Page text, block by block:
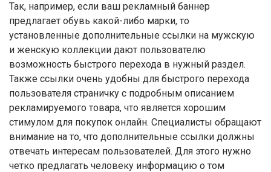
Так, например, если ваш рекламный баннер
предлагает обувь какой-либо марки, то
установленные дополнительные ссылки на мужскую
и женскую коллекции дают пользователю
возможность быстрого перехода в нужный раздел.
Также ссылки очень удобны для быстрого перехода
пользователя страничку с подробным описанием
рекламируемого товара, что является хорошим
стимулом для покупок онлайн. Специалисты обращают
внимание на то, что дополнительные ссылки должны
отвечать интересам пользователей. Для этого нужно
четко предлагать человеку информацию о том